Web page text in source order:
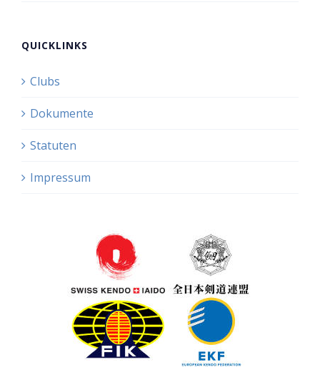
QUICKLINKS
Clubs
Dokumente
Statuten
Impressum